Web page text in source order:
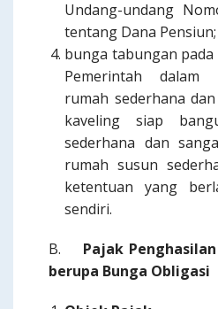
Undang-undang
tentang Dana Pensiun;
bunga tabungan
Pemerintah dalam
rumah sederhana
kaveling siap
sederhana dan
rumah susun
ketentuan yang
sendiri.
B. Pajak
berupa Bunga Obligasi